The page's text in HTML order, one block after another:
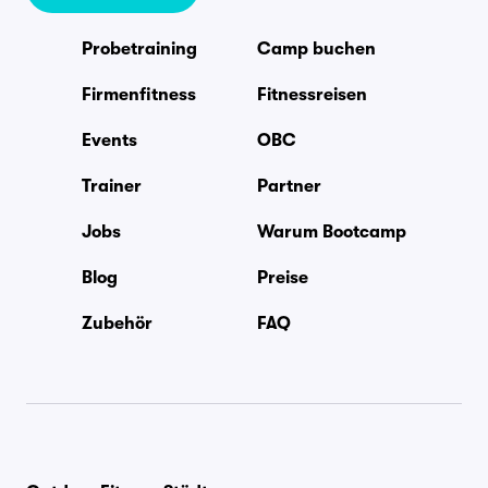
Probetraining Camp buchen
Firmenfitness Fitnessreisen
Events OBC
Trainer Partner
Jobs Warum Bootcamp
Blog Preise
Zubehör FAQ